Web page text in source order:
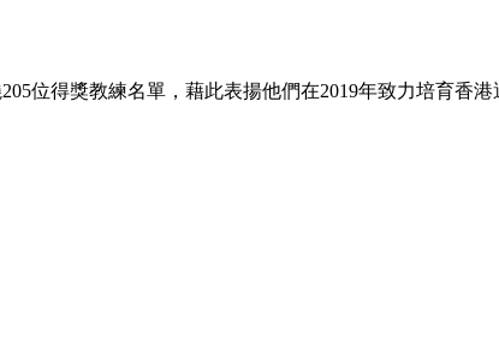
位得獎教練名單，藉此表揚他們在2019年致力培育香